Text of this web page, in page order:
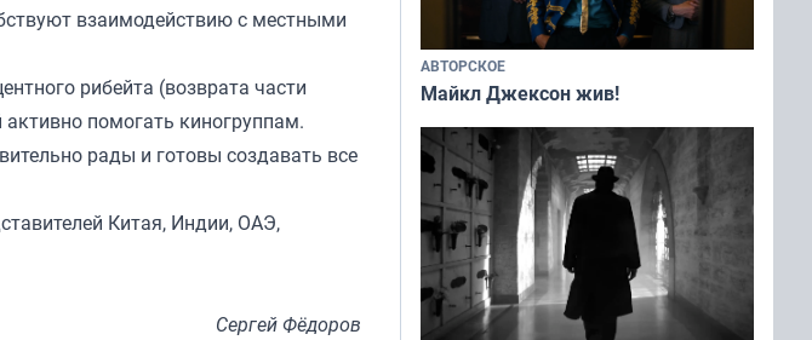
взаимодействию с местными
рибейта (возврата части
помогать киногруппам.
рады и готовы создавать все
Китая, Индии, ОАЭ,
Сергей Фёдоров
АВТОРСКОЕ
Майкл Джексон жив!